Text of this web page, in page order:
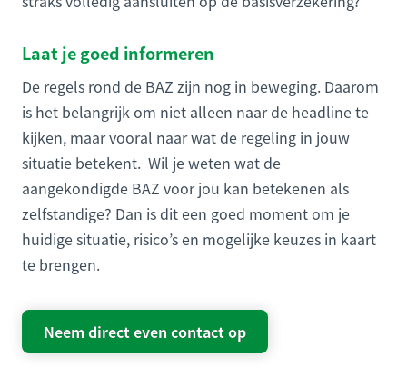
Laat je goed informeren
De regels rond de BAZ zijn nog in beweging. Daarom
is het belangrijk om niet alleen naar de headline te
kijken, maar vooral naar wat de regeling in jouw
situatie betekent. Wil je weten wat de
aangekondigde BAZ voor jou kan betekenen als
zelfstandige? Dan is dit een goed moment om je
huidige situatie, risico’s en mogelijke keuzes in kaart
te brengen.
Neem direct even contact op